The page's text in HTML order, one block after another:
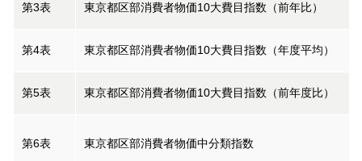
第3表 東京都区部消費者物価10大費目指数（前年比）
第4表 東京都区部消費者物価10大費目指数（年度平均）
第5表 東京都区部消費者物価10大費目指数（前年度比）
第6表 東京都区部消費者物価中分類指数